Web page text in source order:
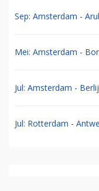
Sep: Amsterdam -
Mei: Amsterdam -
Jul: Amsterdam -
Jul: Rotterdam -